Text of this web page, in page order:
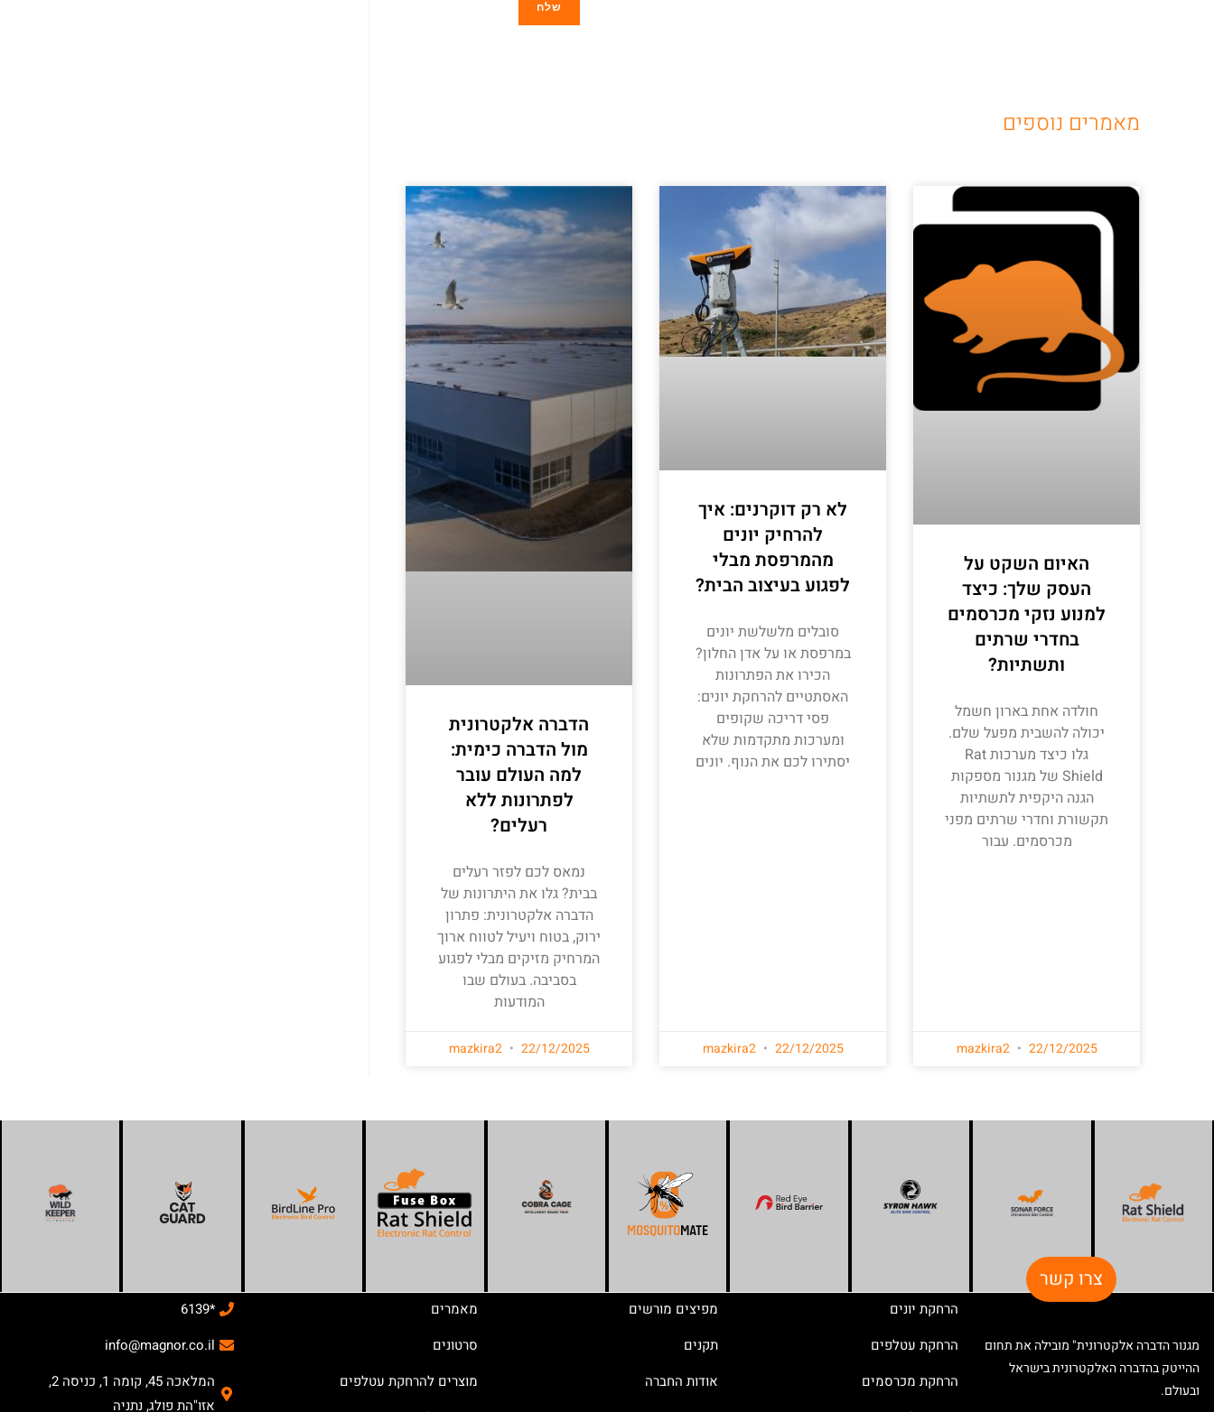
מאמרים נוספים
האיום השקט על
העסק שלך: כיצד
למנוע נזקי מכרסמים
בחדרי שרתים
ותשתיות?
חולדה אחת בארון חשמל
יכולה להשבית מפעל שלם.
גלו כיצד מערכות Rat
Shield של מגנור מספקות
הגנה היקפית לתשתיות
תקשורת וחדרי שרתים מפני
מכרסמים. עבור
mazkira2 22/12/2025
לא רק דוקרנים: איך
להרחיק יונים
מהמרפסת מבלי
לפגוע בעיצוב הבית?
סובלים מלשלשת יונים
במרפסת או על אדן החלון?
הכירו את הפתרונות
האסתטיים להרחקת יונים:
פסי דריכה שקופים
ומערכות מתקדמות שלא
יסתירו לכם את הנוף. יונים
mazkira2 22/12/2025
הדברה אלקטרונית
מול הדברה כימית:
למה העולם עובר
לפתרונות ללא
רעלים?
נמאס לכם לפזר רעלים
בבית? גלו את היתרונות של
הדברה אלקטרונית: פתרון
ירוק, בטוח ויעיל לטווח ארוך
המרחיק מזיקים מבלי לפגוע
בסביבה. בעולם שבו
המודעות
mazkira2 22/12/2025
צרו קשר
מגנור הדברה אלקטרונית" מובילה את תחום
ההייטק בהדברה האלקטרונית בישראל
ובעולם.
הרחקת יונים
הרחקת עטלפים
הרחקת מכרסמים
מפיצים מורשים
תקנים
אודות החברה
מאמרים
סרטונים
מוצרים להרחקת עטלפים
*6139
info@magnor.co.il
המלאכה 45, קומה 1, כניסה 2,
אזו"הת פולג, נתניה